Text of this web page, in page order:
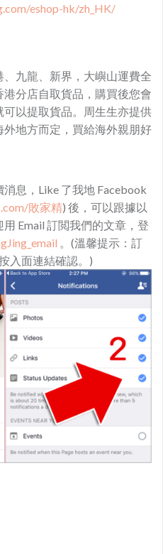
eshop-hk/zh_HK/
九龍、新界，大嶼山運費全
分店自取貨品，購買後您會
以提取貨品。周生生亦提供
地方而定，買給海外親朋好
息，Like 了我地 Facebook
敗家精) 後，可以跟據以
Email 訂閲我們的文章，登
。(溫馨提示：訂
入面連結確認。)